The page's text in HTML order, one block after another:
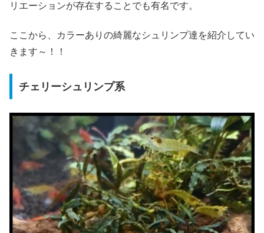
リエーションが存在することでも有名です。
ここから、カラーありの綺麗なシュリンプ達を紹介してい
きます～！！
チェリーシュリンプ系